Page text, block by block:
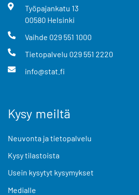
Työpajankatu 13
00580 Helsinki
Vaihde 029 551 1000
Tietopalvelu 029 551 2220
info@stat.fi
Kysy meiltä
Neuvonta ja tietopalvelu
Kysy tilastoista
Usein kysytyt kysymykset
Medialle